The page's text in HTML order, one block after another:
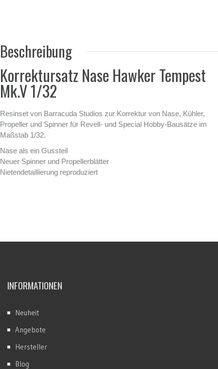
Beschreibung
Korrektursatz Nase Hawker Tempest
Mk.V 1/32
Resinset von Barracuda Studios zur Korrektur von Nase, Kühler,
Propeller und Spinner für Revell- und Special Hobby-Bausätze im
Maßstab 1/32.
Nase als ein Gussteil
Neuer Spinner und Propellerblätter
Nietendetaillierung reproduziert
INFORMATIONEN
Neuheit
Angebote
Hersteller
Blog